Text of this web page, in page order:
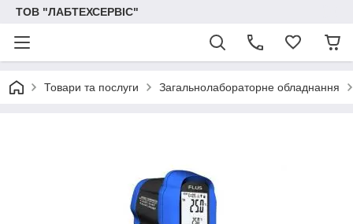
ТОВ "ЛАБТЕХСЕРВІС"
Товари та послуги Загальнолабораторне обладнання